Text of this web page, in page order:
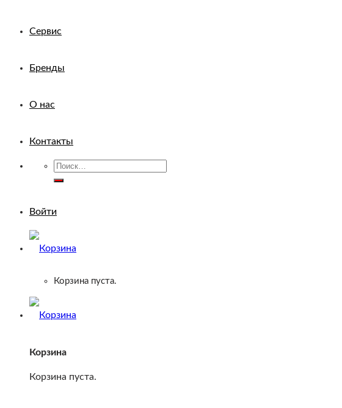
Сервис
Бренды
О нас
Контакты
Искать:
Войти
Корзина пуста.
Корзина
Корзина пуста.